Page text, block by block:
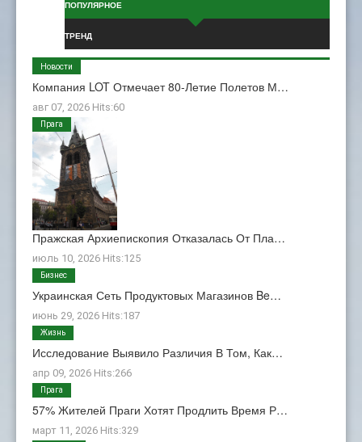
ПОПУЛЯРНОЕ
ТРЕНД
Компания LOT Отмечает 80-Летие Полетов М…
авг 07, 2026 Hits:60
Новости
Пражская Архиепископия Отказалась От Пла…
июль 10, 2026 Hits:125
Прага
Украинская Сеть Продуктовых Магазинов Be…
июнь 29, 2026 Hits:187
Бизнес
Исследование Выявило Различия В Том, Как…
апр 09, 2026 Hits:266
Жизнь
57% Жителей Праги Хотят Продлить Время Р…
март 11, 2026 Hits:329
Прага